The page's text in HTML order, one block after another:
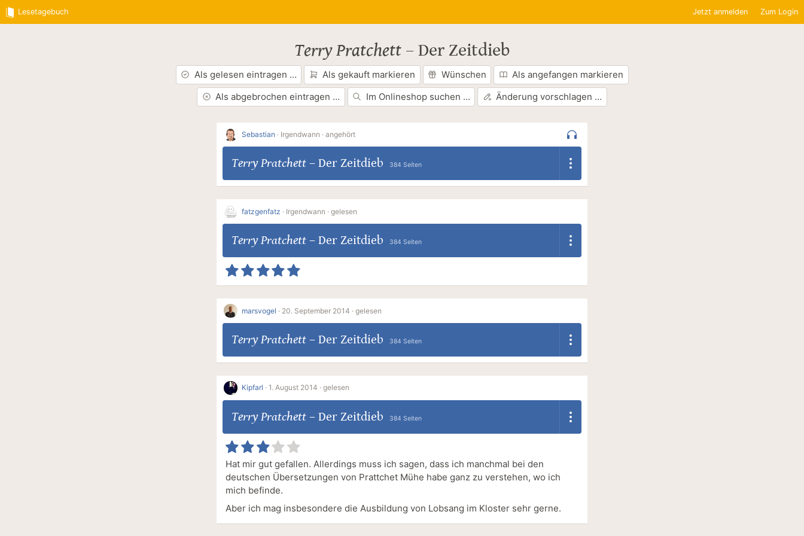
Lesetagebuch Jetzt anmelden Zum Login
Terry Pratchett– Der Zeitdieb
Als gelesen eintragen … Als gekauft markieren Wünschen
Als angefangen markieren
Als abgebrochen eintragen …
Im Onlineshop suchen … Änderung vorschlagen …
Sebastian · Irgendwann · angehört
Terry Pratchett– Der Zeitdieb 384 Seiten
fatzgenfatz · Irgendwann · gelesen
Terry Pratchett– Der Zeitdieb 384 Seiten
marsvogel · 20. September 2014 · gelesen
Terry Pratchett– Der Zeitdieb 384 Seiten
Kipfarl · 1. August 2014 · gelesen
Terry Pratchett– Der Zeitdieb 384 Seiten
Hat mir gut gefallen. Allerdings muss ich sagen, dass ich manchmal bei den
deutschen Übersetzungen von Prattchet Mühe habe ganz zu verstehen, wo ich
mich befinde.
Aber ich mag insbesondere die Ausbildung von Lobsang im Kloster sehr gerne.